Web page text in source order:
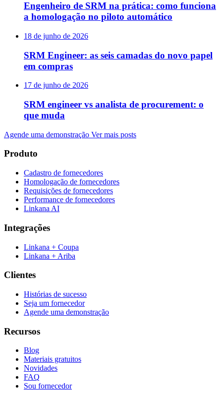
Engenheiro de SRM na prática: como funciona
a homologação no piloto automático
18 de junho de 2026
SRM Engineer: as seis camadas do novo papel
em compras
17 de junho de 2026
SRM engineer vs analista de procurement: o
que muda
Agende uma demonstração Ver mais posts
Produto
Cadastro de fornecedores
Homologação de fornecedores
Requisições de fornecedores
Performance de fornecedores
Linkana AI
Integrações
Linkana + Coupa
Linkana + Ariba
Clientes
Histórias de sucesso
Seja um fornecedor
Agende uma demonstração
Recursos
Blog
Materiais gratuitos
Novidades
FAQ
Sou fornecedor